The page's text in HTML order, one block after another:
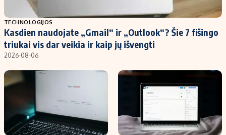
Populiarios temos
Investavimas
Akcijų rinka
Saulės elektrinės
Kriptovaliutos
Migracija
Titulinis
Nedarbo išmokos skaičiuoklė
Indėlių skaičiuoklė
Būsto finansai
Įdomios naujienos
TECHNOLOGIJOS
Kasdien naudojate „Gmail“ ir „Outlook“? Šie 7 fišingo
triukai vis dar veikia ir kaip jų išvengti
2026-08-06